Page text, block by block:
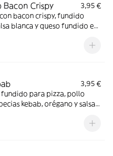
Bacon Crispy
3,95 €
bacon crispy, fundido
blanca y queso fundido en
3,95 €
para pizza, pollo
kebab, orégano y salsa